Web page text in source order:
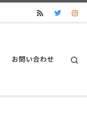
お問い合わせ